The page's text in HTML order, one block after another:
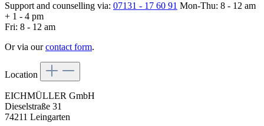
Support and counselling via: 07131 - 17 60 91 Mon-Thu: 8 - 12 am
+ 1 - 4 pm
Fri: 8 - 12 am
Or via ourcontact form.
Location
EICHMÜLLER GmbH
Dieselstraße 31
74211 Leingarten